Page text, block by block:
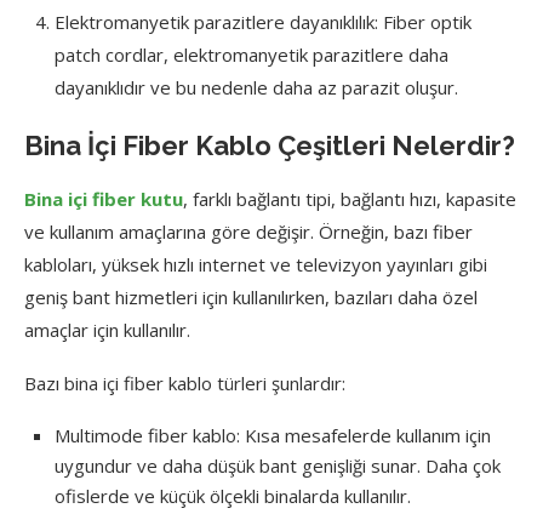
Elektromanyetik parazitlere dayanıklılık: Fiber optik
patch cordlar, elektromanyetik parazitlere daha
dayanıklıdır ve bu nedenle daha az parazit oluşur.
Bina İçi Fiber Kablo Çeşitleri Nelerdir?
Bina içi fiber kutu, farklı bağlantı tipi, bağlantı hızı, kapasite
ve kullanım amaçlarına göre değişir. Örneğin, bazı fiber
kabloları, yüksek hızlı internet ve televizyon yayınları gibi
geniş bant hizmetleri için kullanılırken, bazıları daha özel
amaçlar için kullanılır.
Bazı bina içi fiber kablo türleri şunlardır:
Multimode fiber kablo: Kısa mesafelerde kullanım için
uygundur ve daha düşük bant genişliği sunar. Daha çok
ofislerde ve küçük ölçekli binalarda kullanılır.